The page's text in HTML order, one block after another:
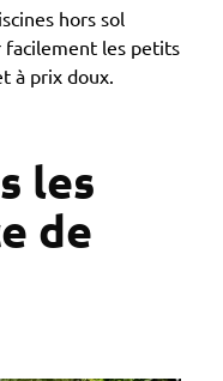
hors sol
facilement les petits
à prix doux.
les
de